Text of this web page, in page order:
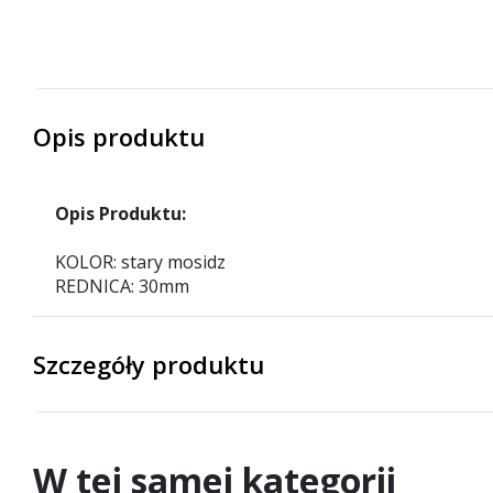
Opis produktu
Opis Produktu:
KOLOR: stary mosidz
REDNICA: 30mm
Szczegóły produktu
W tej samej kategorii